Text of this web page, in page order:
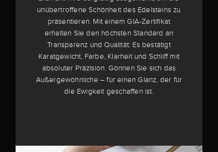
unübertroffene Schönheit des Edelsteins zu
präsentieren. Mit einem GIA-Zertifikat
erhalten Sie den höchsten Standard an
Transparenz und Qualität: Es bestätigt
Karatgewicht, Farbe, Klarheit und Schliff mit
absoluter Präzision. Gönnen Sie sich das
Außergewöhnliche – für einen Glanz, der für
die Ewigkeit geschaffen ist.